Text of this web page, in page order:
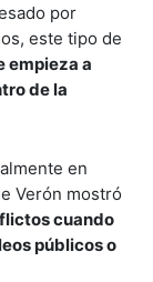
por
este tipo de
empieza a
de la
en
Verón mostró
cuando
públicos o